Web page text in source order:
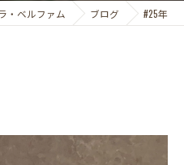
・ベルファム ブログ #25年